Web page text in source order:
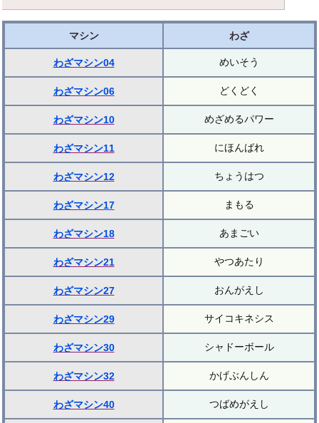
マシン わざ
わざマシン04 めいそう
わざマシン06 どくどく
わざマシン10 めざめるパワー
わざマシン11 にほんばれ
わざマシン12 ちょうはつ
わざマシン17 まもる
わざマシン18 あまごい
わざマシン21 やつあたり
わざマシン27 おんがえし
わざマシン29 サイコキネシス
わざマシン30 シャドーボール
わざマシン32 かげぶんしん
わざマシン40 つばめがえし